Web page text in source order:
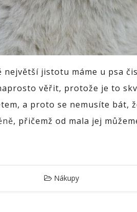
jistotu máme u psa
věřit, protože je to
a proto se nemusíte bát,
, přičemž od mala jej
Nákupy